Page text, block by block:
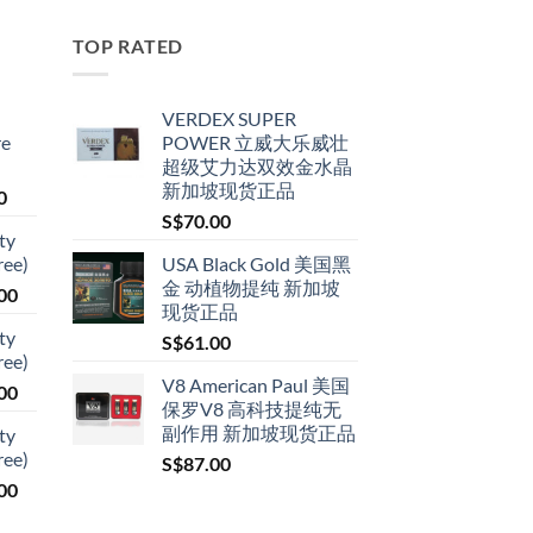
Price
S$79.00
through
S$399.00
Price
through
S$209.00
Price
through
S$209.00
Price
TOP RATED
VERDEX SUPER
POWER 立威大乐威壮
超级艾力达双效金水晶
新加坡现货正品
S$70.00
USA Black Gold 美国黑
金 动植物提纯 新加坡
现货正品
S$61.00
V8 American Paul 美国
保罗V8 高科技提纯无
副作用 新加坡现货正品
S$87.00